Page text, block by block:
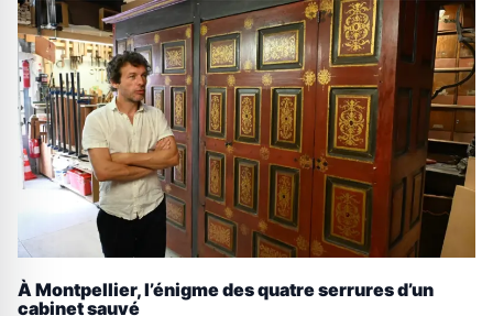
À Montpellier, l’énigme des quatre serrures d’un
cabinet sauvé